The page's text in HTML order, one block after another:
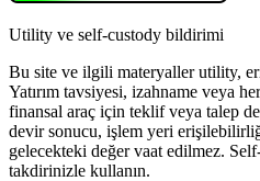
Utility ve self-custody bildirimi
Bu site ve ilgili materyaller utility,
Yatırım tavsiyesi, izahname veya
finansal araç için teklif veya talep
devir sonucu, işlem yeri
gelecekteki değer vaat edilmez.
takdirinizle kullanın.